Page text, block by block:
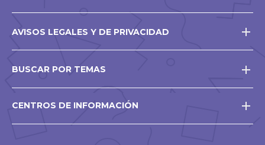
AVISOS LEGALES Y DE PRIVACIDAD
BUSCAR POR TEMAS
CENTROS DE INFORMACIÓN